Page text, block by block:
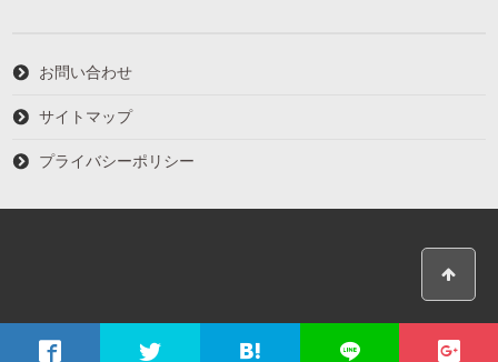
お問い合わせ
サイトマップ
プライバシーポリシー